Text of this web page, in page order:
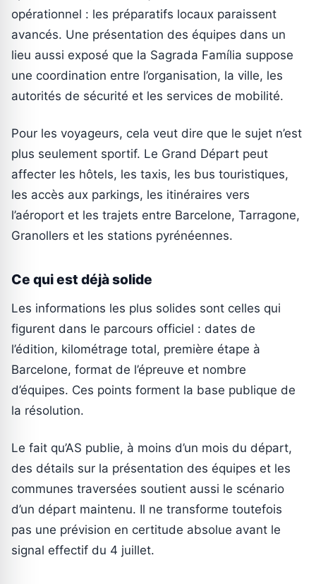
opérationnel : les préparatifs locaux paraissent
avancés. Une présentation des équipes dans un
lieu aussi exposé que la Sagrada Família suppose
une coordination entre l’organisation, la ville, les
autorités de sécurité et les services de mobilité.
Pour les voyageurs, cela veut dire que le sujet n’est
plus seulement sportif. Le Grand Départ peut
affecter les hôtels, les taxis, les bus touristiques,
les accès aux parkings, les itinéraires vers
l’aéroport et les trajets entre Barcelone, Tarragone,
Granollers et les stations pyrénéennes.
Ce qui est déjà solide
Les informations les plus solides sont celles qui
figurent dans le parcours officiel : dates de
l’édition, kilométrage total, première étape à
Barcelone, format de l’épreuve et nombre
d’équipes. Ces points forment la base publique de
la résolution.
Le fait qu’AS publie, à moins d’un mois du départ,
des détails sur la présentation des équipes et les
communes traversées soutient aussi le scénario
d’un départ maintenu. Il ne transforme toutefois
pas une prévision en certitude absolue avant le
signal effectif du 4 juillet.